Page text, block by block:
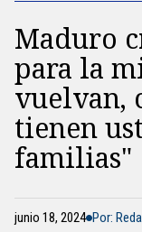
Maduro
para la
vuelvan,
tienen
familias"
junio 18, 2024 Por: